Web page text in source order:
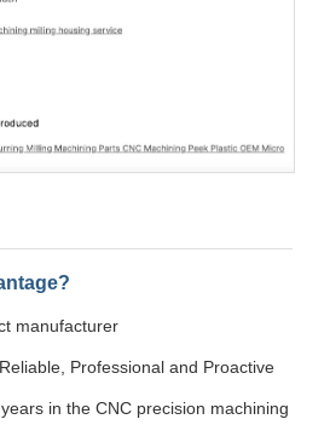
manufacturer
Professional and Proactive
in the CNC precision machining